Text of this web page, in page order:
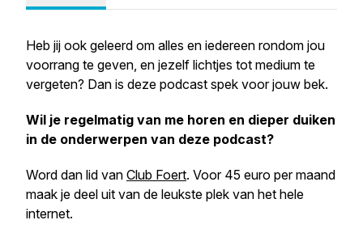
Heb jij ook geleerd om alles en iedereen rondom jou
voorrang te geven, en jezelf lichtjes tot medium te
vergeten? Dan is deze podcast spek voor jouw bek.
Wil je regelmatig van me horen en dieper duiken
in de onderwerpen van deze podcast?
Word dan lid van Club Foert. Voor 45 euro per maand
maak je deel uit van de leukste plek van het hele
internet.